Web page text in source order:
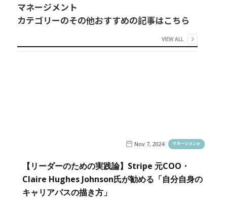
マネージメント
カテゴリーのその他おすすめの記事はこちら
VIEW ALL
Nov 7, 2024 マネージメント
【リーダーのための実践論】Stripe 元COO・
Claire Hughes Johnson氏が勧める「自分自身の
キャリアパスの描き方」